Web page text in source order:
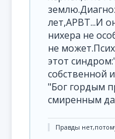
лет,АРВТ...И
нихера не
не
этот
собственной
"Бог гордым
смиренным
Правды